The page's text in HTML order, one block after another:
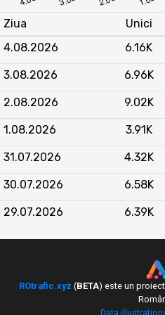
Raportat la celelalte site-
Este depășit clar de lideri
(peste 500.000 vizitatori
techzilla.ro
. Totuși,
techstart.ro
și, în
daytrend.ro
ArenaIT.ro
GetGeek.ro
față de
2026, demonstrând o
Ziua Unici
4.08.2026
6.16K
3.08.2026
6.96K
2.08.2026
9.02K
1.08.2026
3.91K
31.07.2026
4.32K
30.07.2026
6.58K
29.07.2026
6.39K
ROtrafic.xyz (BETA) este un proiect
Data